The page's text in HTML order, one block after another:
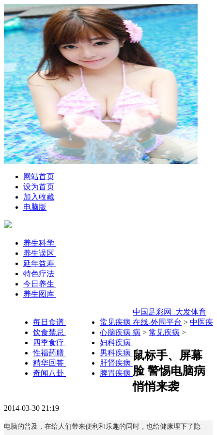
网站首页
设为首页
加入收藏
电脑版
养生科学
养生误区
延年益寿
特色疗法
今日养生
养生图库
每日食谱
饮食禁忌
四季食疗
性福药膳
精华回答
奇闻八卦
常见疾病
心脑疾病
妇科疾病
男科疾病
肝肾疾病
脾胃疾病
中国足彩网_大发体育
在线-外围平台 > 中医疾
病 > 常见疾病 >
鼠标手、屏幕
脸 警惕电脑病
悄悄来袭
2014-03-30 21:19
电脑的普及，在给人们带来便利和乐趣的同时，也给健康埋下了隐